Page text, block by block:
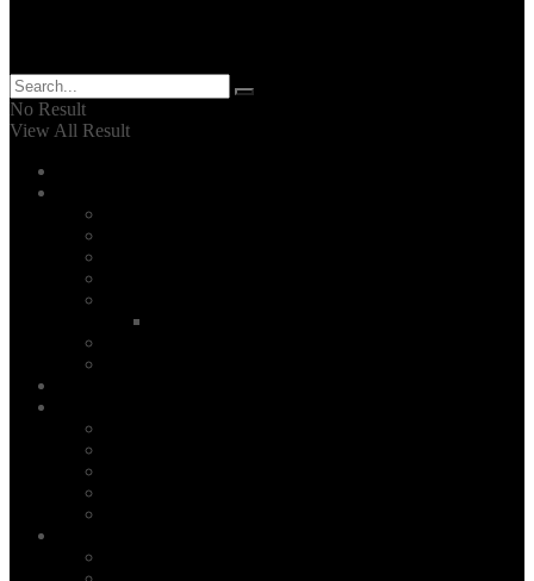
No Result
View All Result